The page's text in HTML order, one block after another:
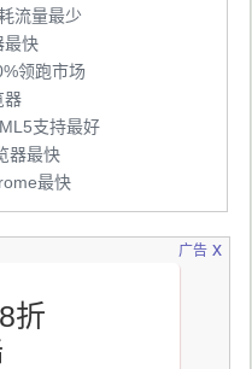
流量最少
最快
领跑市场
器
支持最好
器最快
最快
广告
折
x